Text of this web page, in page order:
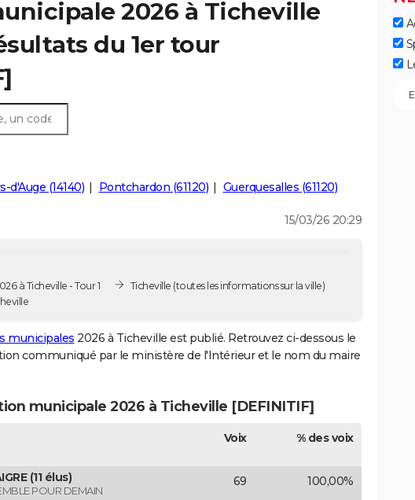
2026 à Ticheville
du 1er tour
d'Auge (14140) Pontchardon (61120) Guerquesalles (61120)
15/03/26 20:29
à Ticheville - Tour 1
Ticheville (toutes les informations sur la ville)
municipales 2026 à Ticheville est publié. Retrouvez ci-dessous le
communiqué par le ministère de l'Intérieur et le nom du maire
municipale 2026 à Ticheville [DEFINITIF]
Voix % des voix
(11 élus)
POUR DEMAIN
69 100,00%